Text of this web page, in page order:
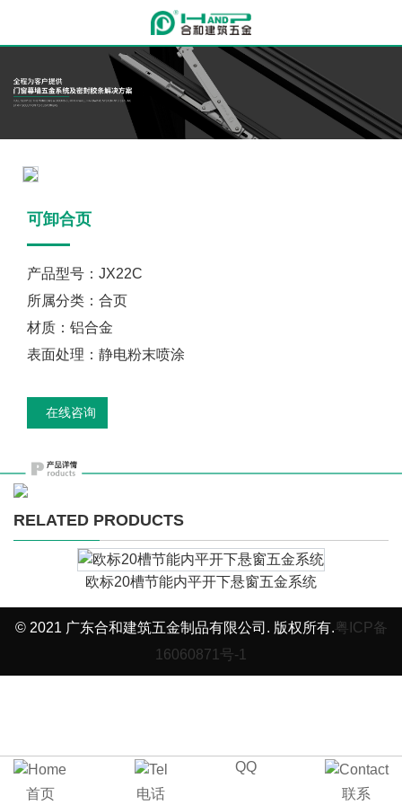
可卸合页
产品型号：JX22C
所属分类：合页
材质：铝合金
表面处理：静电粉末喷涂
在线咨询
RELATED PRODUCTS
欧标20槽节能内平开下悬窗五金系统
© 2021 广东合和建筑五金制品有限公司. 版权所有.粤ICP备
16060871号-1
首页 电话
QQ
联系